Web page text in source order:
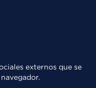
externos que se